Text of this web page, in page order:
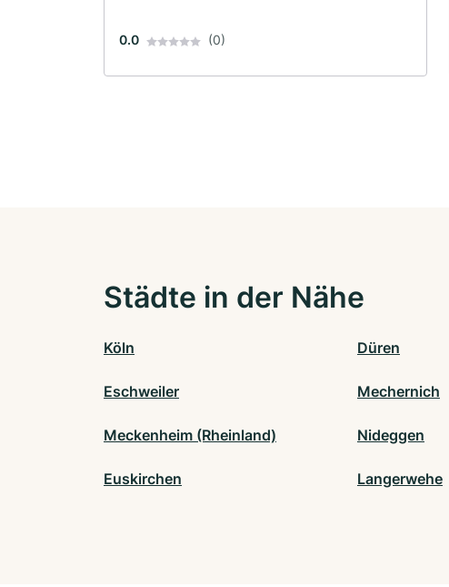
0.0 (0)
Städte in der Nähe
Köln Düren
Eschweiler Mechernich
Meckenheim (Rheinland) Nideggen
Euskirchen Langerwehe